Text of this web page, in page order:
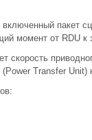
включенный пакет
момент от RDU
скорость
Transfer Unit)